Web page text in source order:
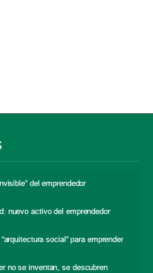
del emprendedor
nuevo activo del emprendedor
social” para emprender
no se inventan, se descubren